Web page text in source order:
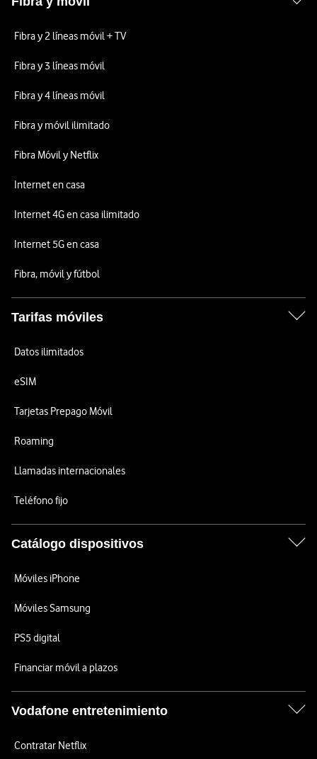
Fibra y 2 líneas móvil + TV
Fibra y 3 líneas móvil
Fibra y 4 líneas móvil
Fibra y móvil ilimitado
Fibra Móvil y Netflix
Internet en casa
Internet 4G en casa ilimitado
Internet 5G en casa
Fibra, móvil y fútbol
Tarifas móviles
Datos ilimitados
eSIM
Tarjetas Prepago Móvil
Roaming
Llamadas internacionales
Teléfono fijo
Catálogo dispositivos
Móviles iPhone
Móviles Samsung
PS5 digital
Financiar móvil a plazos
Vodafone entretenimiento
Contratar Netflix